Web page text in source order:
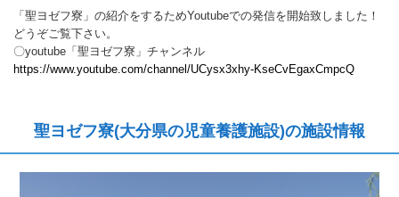
「聖ヨゼフ寮」の紹介をするためYoutubeでの発信を開始致しました！
どうぞご覧下さい。
〇youtube「聖ヨゼフ寮」チャンネル
https://www.youtube.com/channel/UCysx3xhy-KseCvEgaxCmpcQ
聖ヨゼフ寮(大分県の児童養護施設)の施設情報